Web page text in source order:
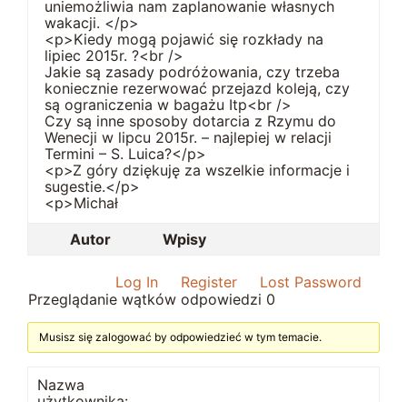
uniemożliwia nam zaplanowanie własnych
wakacji. </p>
<p>Kiedy mogą pojawić się rozkłady na
lipiec 2015r. ?<br />
Jakie są zasady podróżowania, czy trzeba
koniecznie rezerwować przejazd koleją, czy
są ograniczenia w bagażu Itp<br />
Czy są inne sposoby dotarcia z Rzymu do
Wenecji w lipcu 2015r. – najlepiej w relacji
Termini – S. Luica?</p>
<p>Z góry dziękuję za wszelkie informacje i
sugestie.</p>
<p>Michał
Autor
Wpisy
Log In Register
Lost Password
Przeglądanie wątków odpowiedzi 0
Musisz się zalogować by odpowiedzieć w tym temacie.
Nazwa